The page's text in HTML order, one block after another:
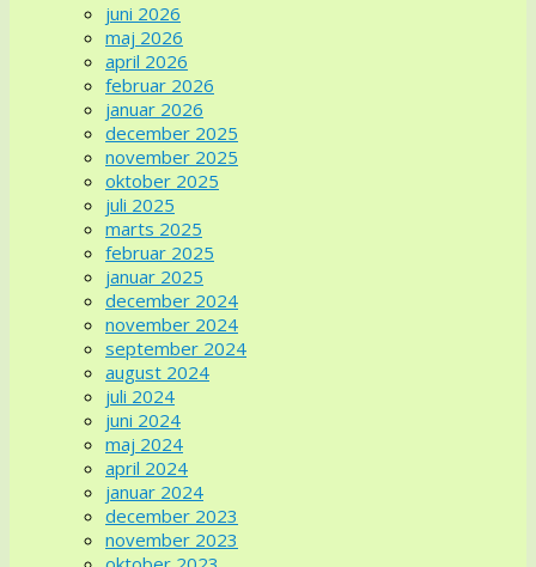
juni 2026
maj 2026
april 2026
februar 2026
januar 2026
december 2025
november 2025
oktober 2025
juli 2025
marts 2025
februar 2025
januar 2025
december 2024
november 2024
september 2024
august 2024
juli 2024
juni 2024
maj 2024
april 2024
januar 2024
december 2023
november 2023